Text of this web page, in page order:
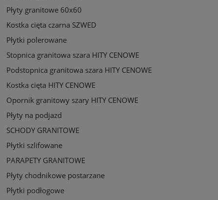
Płyty granitowe 60x60
Kostka cięta czarna SZWED
Płytki polerowane
Stopnica granitowa szara HITY CENOWE
Podstopnica granitowa szara HITY CENOWE
Kostka cięta HITY CENOWE
Opornik granitowy szary HITY CENOWE
Płyty na podjazd
SCHODY GRANITOWE
Płytki szlifowane
PARAPETY GRANITOWE
Płyty chodnikowe postarzane
Płytki podłogowe